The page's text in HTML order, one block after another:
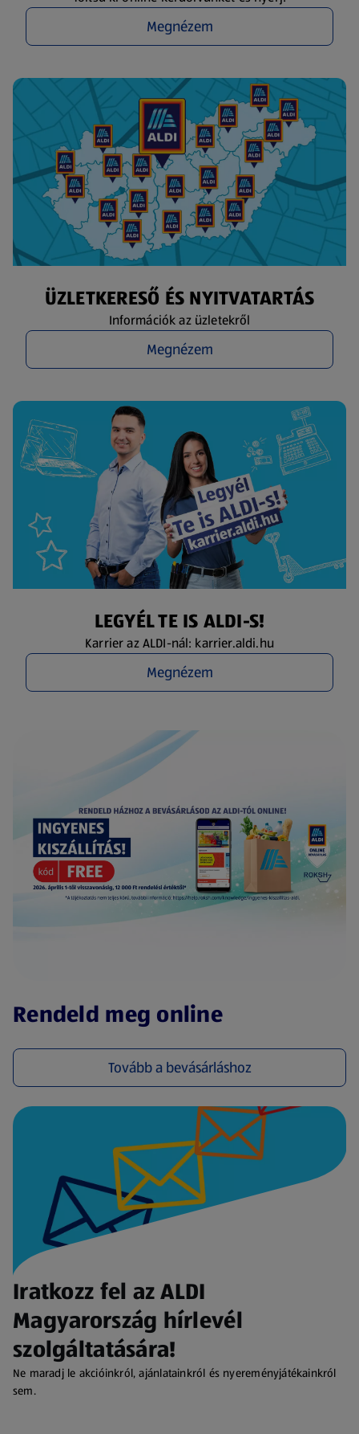
Megnézem
ÜZLETKERESŐ ÉS NYITVATARTÁS
Információk az üzletekről
Megnézem
LEGYÉL TE IS ALDI-S!
Karrier az ALDI-nál: karrier.aldi.hu
Megnézem
Rendeld meg online
Tovább a bevásárláshoz
(új oldalon nyílik meg)
Iratkozz fel az ALDI
Magyarország hírlevél
szolgáltatására!
Ne maradj le akcióinkról, ajánlatainkról és nyereményjátékainkról
sem.